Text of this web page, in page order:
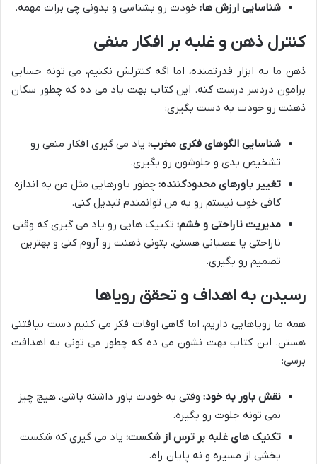
شناسایی ارزش ها: خودت رو بشناسی و بدونی چی برات مهمه.
کنترل ذهن و غلبه بر افکار منفی
ذهن ما یه ابزار قدرتمنده، اما اگه کنترلش نکنیم، می تونه حسابی
برامون دردسر درست کنه. این کتاب بهت یاد می ده که چطور سکان
ذهنت رو خودت به دست بگیری:
شناسایی الگوهای فکری مخرب: یاد می گیری افکار منفی رو
تشخیص بدی و جلوشون رو بگیری.
تغییر باورهای محدودکننده: چطور باورهایی مثل من به اندازه
کافی خوب نیستم رو به من توانمندم تبدیل کنی.
مدیریت ناراحتی و خشم: تکنیک هایی رو یاد می گیری که وقتی
ناراحتی یا عصبانی هستی، بتونی ذهنت رو آروم کنی و بهترین
تصمیم رو بگیری.
رسیدن به اهداف و تحقق رویاها
همه ما رویاهایی داریم، اما گاهی اوقات فکر می کنیم دست نیافتنی
هستن. این کتاب بهت نشون می ده که چطور می تونی به اهدافت
برسی:
نقش باور به خود: وقتی به خودت باور داشته باشی، هیچ چیز
نمی تونه جلوت رو بگیره.
تکنیک های غلبه بر ترس از شکست: یاد می گیری که شکست
بخشی از مسیره و نه پایان راه.